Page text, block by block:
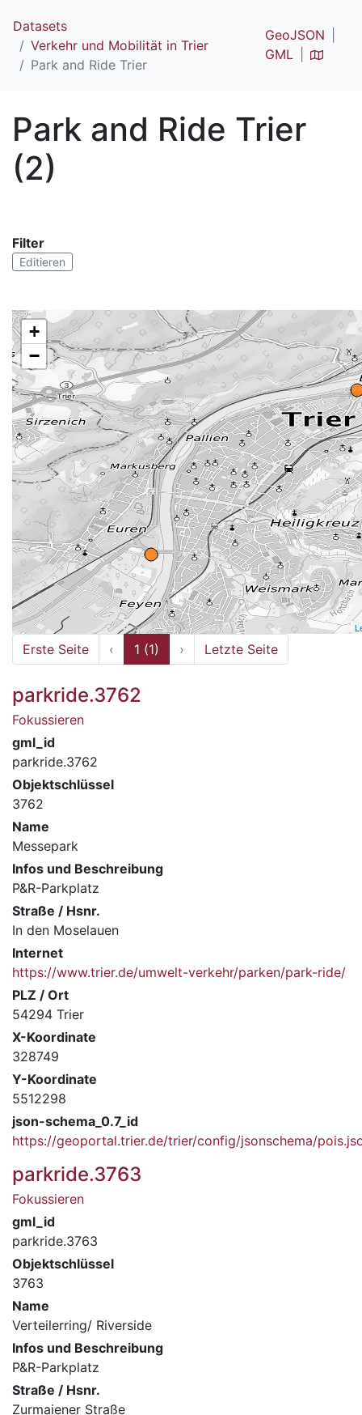
Datasets
Verkehr und Mobilität in Trier
Park and Ride Trier
GeoJSON
GML
Park and Ride Trier
(2)
Filter
Editieren
+
−
Erste Seite ‹ 1 (1) › Letzte Seite
parkride.3762
Fokussieren
gml_id
parkride.3762
Objektschlüssel
3762
Name
Messepark
Infos und Beschreibung
P&R-Parkplatz
Straße / Hsnr.
In den Moselauen
Internet
https://www.trier.de/umwelt-verkehr/parken/park-ride/
PLZ / Ort
54294 Trier
X-Koordinate
328749
Y-Koordinate
5512298
json-schema_0.7_id
https://geoportal.trier.de/trier/config/jsonschema/
parkride.3763
Fokussieren
gml_id
parkride.3763
Objektschlüssel
3763
Name
Verteilerring/ Riverside
Infos und Beschreibung
P&R-Parkplatz
Straße / Hsnr.
Zurmaiener Straße